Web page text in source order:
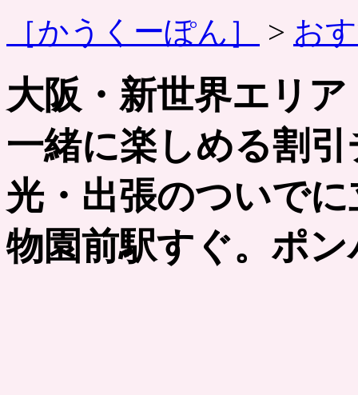
［かうくーぽん］ > お
大阪・新世界エリ
一緒に楽しめる割
光・出張のついで
物園前駅すぐ。ポン